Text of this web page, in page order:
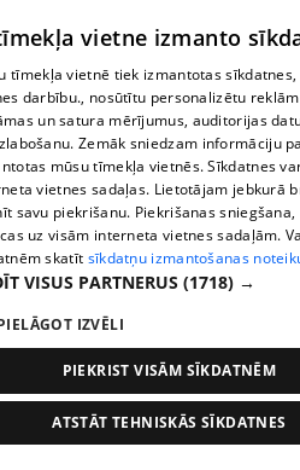
tiešām samazina kopējo
408. epizode
Latvijā pirmajā Simulāciju
glābt dzīvības
vietne izmanto
tīmekļa vietnē tiek izmantotas
darbību., nosūtītu personalizētu
un satura mērījumus, auditorijas
Zemāk sniedzam informāciju
mūsu tīmekļa vietnēs. Sīkdatnes
vietnes sadaļas. Lietotājam jebkurā
savu piekrišanu. Piekrišanas
uz visām interneta vietnes sadaļām.
skatīt sīkdatņu izmantošanas
VISUS PARTNERUS (1718) →
IZVĒLI
PIEKRIST VISĀM SĪKDATNĒM
ATSTĀT TEHNISKĀS SĪKDATNES